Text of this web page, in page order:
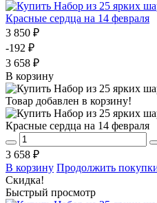
Красные сердца на 14 февраля
3 850 ₽
-192 ₽
3 658 ₽
В корзину
Товар добавлен в корзину!
Красные сердца на 14 февраля
3 658 ₽
В корзину Продолжить
Скидка!
Быстрый просмотр